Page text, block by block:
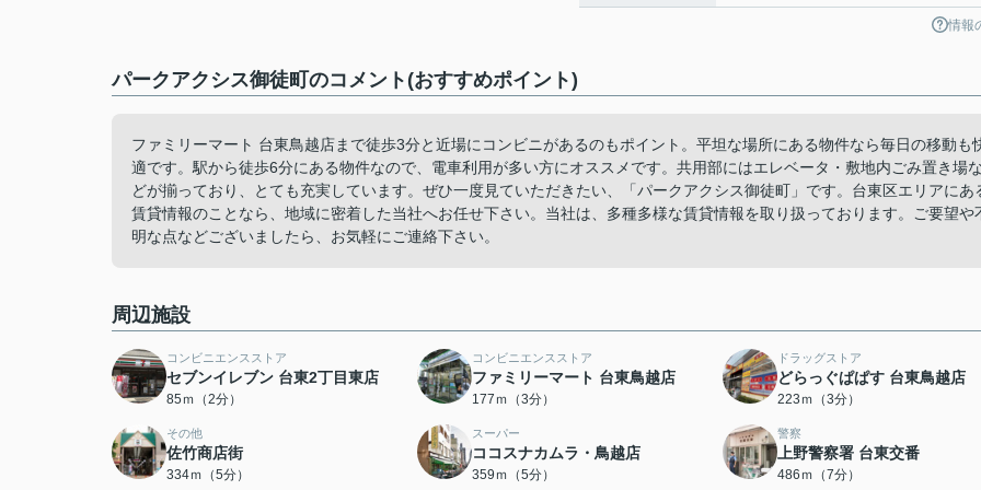
情報
パークアクシス御徒町のコメント(おすすめポイント)
ファミリーマート 台東鳥越店まで徒歩3分と近場にコンビニがあるのもポイント。平坦な場所にある物件なら毎日の移動も
適です。駅から徒歩6分にある物件なので、電車利用が多い方にオススメです。共用部にはエレベータ・敷地内ごみ置き場な
どが揃っており、とても充実しています。ぜひ一度見ていただきたい、「パークアクシス御徒町」です。台東区エリアにあ
賃貸情報のことなら、地域に密着した当社へお任せ下さい。当社は、多種多様な賃貸情報を取り扱っております。ご要望や
明な点などございましたら、お気軽にご連絡下さい。
周辺施設
コンビニエンスストア
セブンイレブン 台東2丁目東店
85ｍ（2分）
コンビニエンスストア
ファミリーマート 台東鳥越店
177ｍ（3分）
ドラッグストア
どらっぐぱぱす 台東鳥越店
223ｍ（3分）
その他
佐竹商店街
334ｍ（5分）
スーパー
ココスナカムラ・鳥越店
359ｍ（5分）
警察
上野警察署 台東交番
486ｍ（7分）